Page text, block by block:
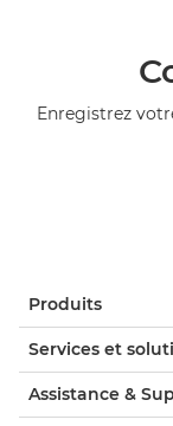
Enregistrez
Produits
Services et
Assistance &